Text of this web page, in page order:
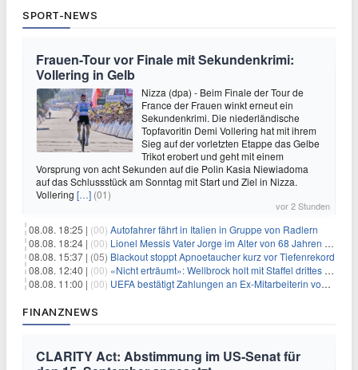
SPORT-NEWS
Frauen-Tour vor Finale mit Sekundenkrimi:
Vollering in Gelb
Nizza (dpa) - Beim Finale der Tour de
France der Frauen winkt erneut ein
Sekundenkrimi. Die niederländische
Topfavoritin Demi Vollering hat mit ihrem
Sieg auf der vorletzten Etappe das Gelbe
Trikot erobert und geht mit einem
Vorsprung von acht Sekunden auf die Polin Kasia Niewiadoma
auf das Schlussstück am Sonntag mit Start und Ziel in Nizza.
Vollering […] (01)
vor 2 Stunden
08.08. 18:25 | (00) Autofahrer fährt in Italien in Gruppe von Radlern
08.08. 18:24 | (00) Lionel Messis Vater Jorge im Alter von 68 Jahren gestorben
08.08. 15:37 | (05) Blackout stoppt Apnoetaucher kurz vor Tiefenrekord
08.08. 12:40 | (00) «Nicht erträumt»: Wellbrock holt mit Staffel drittes EM-Gold
08.08. 11:00 | (00) UEFA bestätigt Zahlungen an Ex-Mitarbeiterin von Infantino
FINANZNEWS
CLARITY Act: Abstimmung im US-Senat für